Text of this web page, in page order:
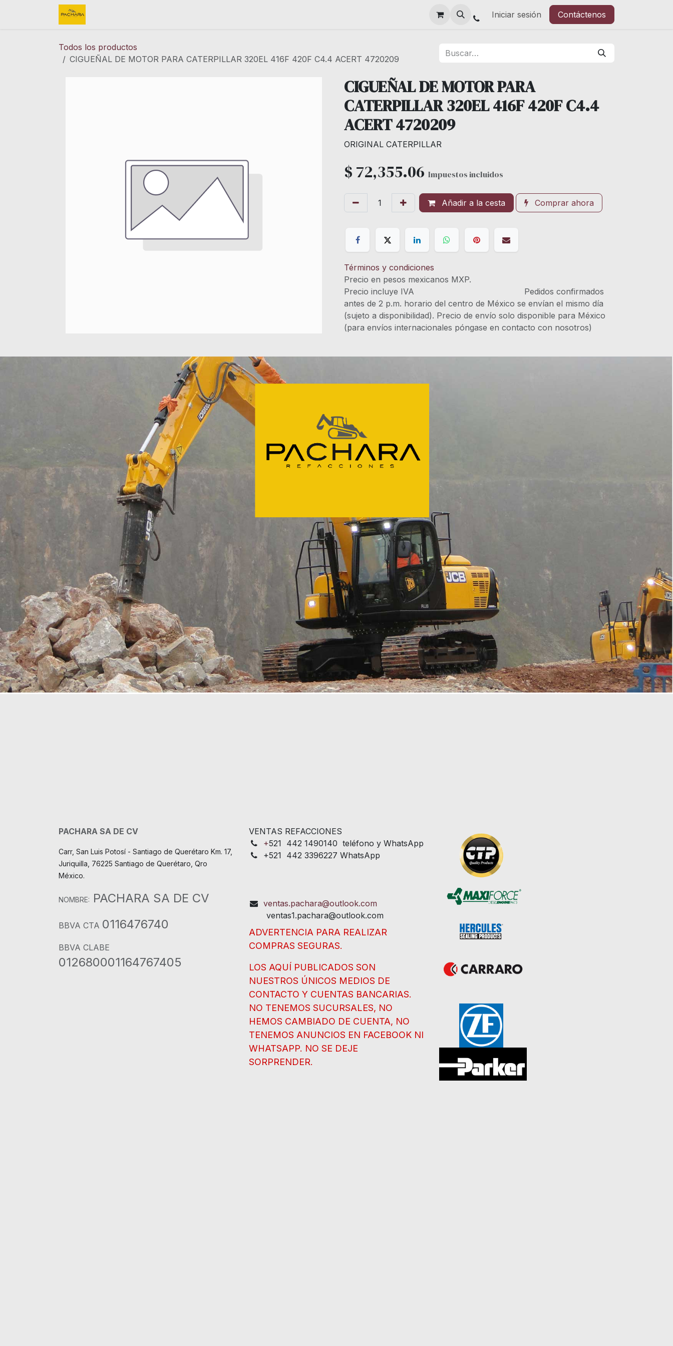
Iniciar sesión Contáctenos
Todos los productos
CIGUEÑAL DE MOTOR PARA CATERPILLAR 320EL 416F 420F C4.4 ACERT 4720209
CIGUEÑAL DE MOTOR PARA
CATERPILLAR 320EL 416F 420F C4.4
ACERT 4720209
ORIGINAL CATERPILLAR
$ 72,355.06 Impuestos incluidos
Añadir a la cesta Comprar ahora
Términos y condiciones
Precio en pesos mexicanos MXP.
Precio incluye IVA Pedidos confirmados
antes de 2 p.m. horario del centro de México se envían el mismo día
(sujeto a disponibilidad). Precio de envío solo disponible para México
(para envíos internacionales póngase en contacto con nosotros)
PACHARA SA DE CV
Carr, San Luis Potosí - Santiago de Querétaro Km. 17,
Juriquilla, 76225 Santiago de Querétaro, Qro
México.
NOMBRE: PACHARA SA DE CV
BBVA CTA 0116476740
BBVA CLABE
012680001164767405
VENTAS REFACCIONES
+521 442 1490140 teléfono y WhatsApp
+521 442 3396227 WhatsApp
ventas.pachara@outlook.com
ventas1.pachara@outlook.com
ADVERTENCIA PARA REALIZAR
COMPRAS SEGURAS.
LOS AQUÍ PUBLICADOS SON
NUESTROS ÚNICOS MEDIOS DE
CONTACTO Y CUENTAS BANCARIAS.
NO TENEMOS SUCURSALES, NO
HEMOS CAMBIADO DE CUENTA, NO
TENEMOS ANUNCIOS EN FACEBOOK NI
WHATSAPP. NO SE DEJE
SORPRENDER.